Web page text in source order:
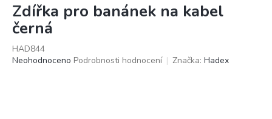
Zdířka pro banánek na kabel
černá
HAD844
Průměrné
Neohodnoceno Podrobnosti hodnocení Značka: Hadex